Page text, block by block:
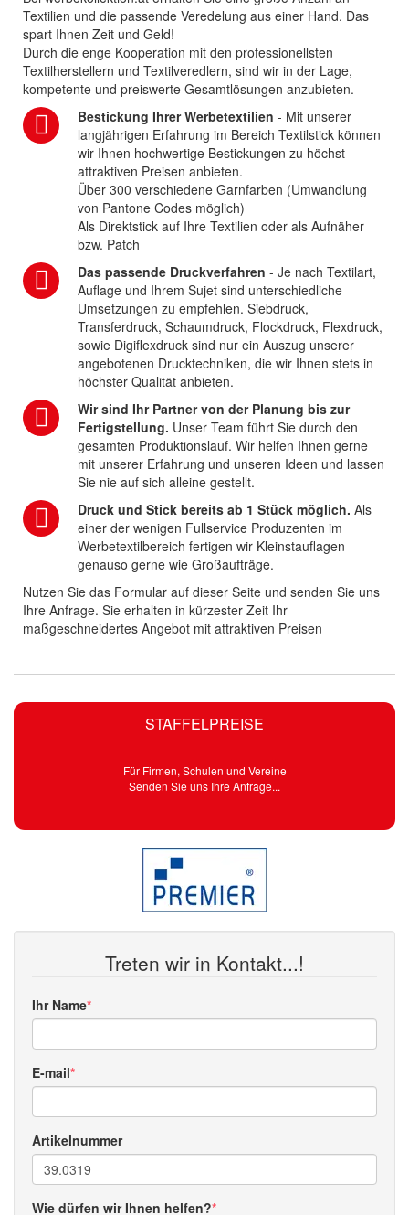
STAFFELPREISE
Für Firmen, Schulen und Vereine
Senden Sie uns Ihre Anfrage...
Treten wir in Kontakt...!
Ihr Name
E-mail
Artikelnummer
Wie dürfen wir Ihnen helfen?
Textilien und die passende Veredelung aus einer Hand. Das
spart Ihnen Zeit und Geld!
Durch die enge Kooperation mit den professionellsten
Textilherstellern und Textilveredlern, sind wir in der Lage,
kompetente und preiswerte Gesamtlösungen anzubieten.
Bestickung Ihrer Werbetextilien - Mit unserer
langjährigen Erfahrung im Bereich Textilstick können
wir Ihnen hochwertige Bestickungen zu höchst
attraktiven Preisen anbieten.
Über 300 verschiedene Garnfarben (Umwandlung
von Pantone Codes möglich)
Als Direktstick auf Ihre Textilien oder als Aufnäher
bzw. Patch
Das passende Druckverfahren - Je nach Textilart,
Auflage und Ihrem Sujet sind unterschiedliche
Umsetzungen zu empfehlen. Siebdruck,
Transferdruck, Schaumdruck, Flockdruck, Flexdruck,
sowie Digiflexdruck sind nur ein Auszug unserer
angebotenen Drucktechniken, die wir Ihnen stets in
höchster Qualität anbieten.
Wir sind Ihr Partner von der Planung bis zur
Fertigstellung. Unser Team führt Sie durch den
gesamten Produktionslauf. Wir helfen Ihnen gerne
mit unserer Erfahrung und unseren Ideen und lassen
Sie nie auf sich alleine gestellt.
Druck und Stick bereits ab 1 Stück möglich. Als
einer der wenigen Fullservice Produzenten im
Werbetextilbereich fertigen wir Kleinstauflagen
genauso gerne wie Großaufträge.
Nutzen Sie das Formular auf dieser Seite und senden Sie uns
Ihre Anfrage. Sie erhalten in kürzester Zeit Ihr
maßgeschneidertes Angebot mit attraktiven Preisen